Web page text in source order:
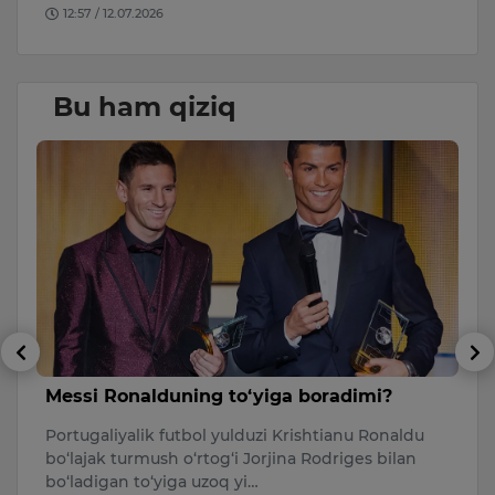
12:57 / 12.07.2026
Bu ham qiziq
Messi Ronalduning to‘yiga boradimi?
Portugaliyalik futbol yulduzi Krishtianu Ronaldu
bo‘lajak turmush o‘rtog‘i Jorjina Rodriges bilan
bo‘ladigan to‘yiga uzoq yi…